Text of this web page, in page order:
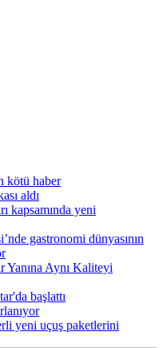
kötü haber
aldı
kapsamında yeni
gastronomi dünyasının
Aynı Kaliteyi
başlattı
yeni uçuş paketlerini